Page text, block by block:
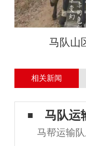
马队山
相关新闻
马队运
马帮运输